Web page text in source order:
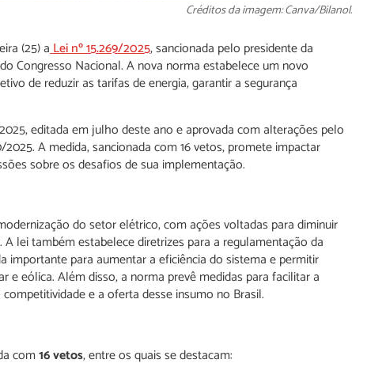
Créditos da imagem: Canva/Bilanol.
(25) aLei nº 15.269/2025, sancionada pelo presidente da
Congresso Nacional. A nova norma estabelece um novo
de reduzir as tarifas de energia, garantir a segurança
editada em julho deste ano e aprovada com alterações pelo
A medida, sancionada com 16 vetos, promete impactar
sobre os desafios de sua implementação.
do setor elétrico, com ações voltadas para diminuir
lei também estabelece diretrizes para a regulamentação da
importante para aumentar a eficiência do sistema e permitir
eólica. Além disso, a norma prevê medidas para facilitar a
e a oferta desse insumo no Brasil.
com16 vetos, entre os quais se destacam: